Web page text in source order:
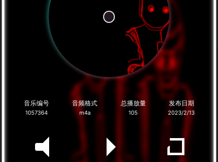
音乐编号
1057364
音频格式
m4a
总播放量
105
发布日期
2023/2/13